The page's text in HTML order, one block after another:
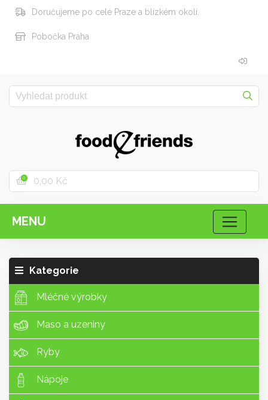
Doručujeme po celé Praze a blízkém okolí.
Pobočka Praha
0 0,00 Kč
MENU
Kategorie
Mléčné výrobky
Maso a uzeniny
Ryby
Nápoje